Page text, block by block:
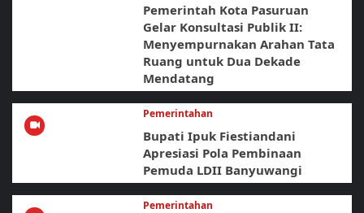
Pemerintah Kota Pasuruan
Gelar Konsultasi Publik II:
Menyempurnakan Arahan Tata
Ruang untuk Dua Dekade
Mendatang
Pemerintahan
Bupati Ipuk Fiestiandani
Apresiasi Pola Pembinaan
Pemuda LDII Banyuwangi
Pemerintahan